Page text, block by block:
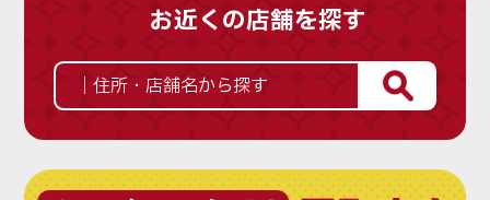
お近くの店舗を探す